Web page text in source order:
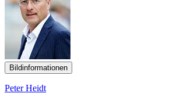
Bildinformationen
Peter Heidt